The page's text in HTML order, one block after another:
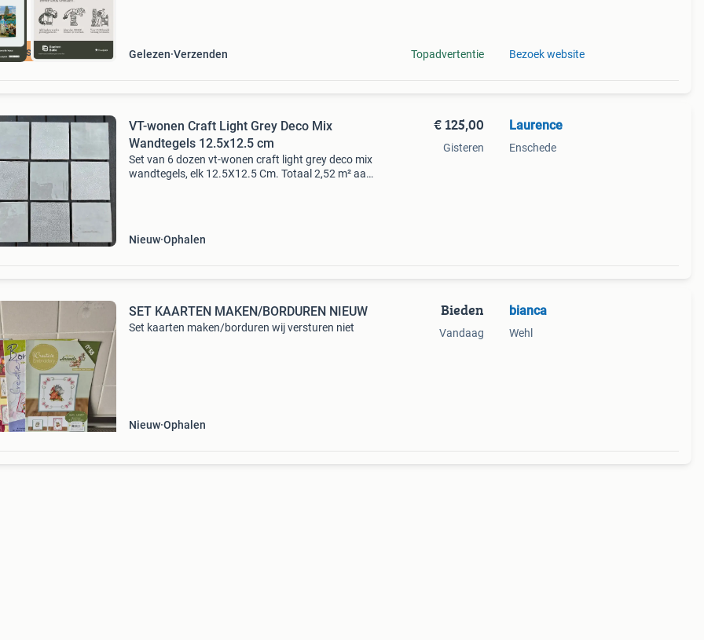
prijs Gelezen Verzenden Topadvertentie Bezoek website
VT-wonen Craft Light Grey Deco Mix
Wandtegels 12.5x12.5 cm
Set van 6 dozen vt-wonen craft light grey deco mix
wandtegels, elk 12.5X12.5 Cm. Totaal 2,52 m² aan
Nieuw Ophalen
€ 125,00
Gisteren
Laurence
Enschede
SET KAARTEN MAKEN/BORDUREN NIEUW
Set kaarten maken/borduren wij versturen niet
Nieuw Ophalen
Bieden
Vandaag
bianca
Wehl